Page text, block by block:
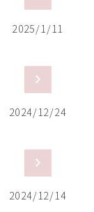
2025/1/11
2024/12/24
2024/12/14